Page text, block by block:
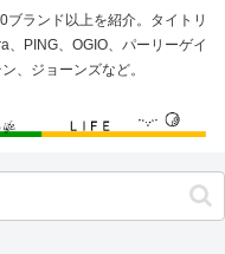
ランド以上を紹介。タイトリ
PING、OGIO、パーリーゲイ
、ジョーンズなど。